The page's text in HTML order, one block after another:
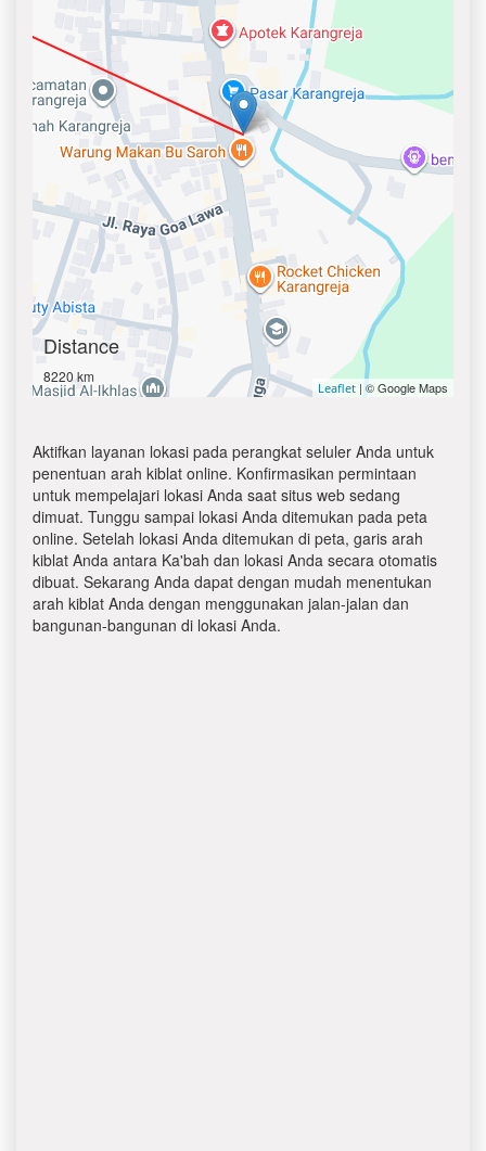
Distance
8220 km
Leaflet | © Google Maps
Aktifkan layanan lokasi pada perangkat seluler Anda untuk
penentuan arah kiblat online. Konfirmasikan permintaan
untuk mempelajari lokasi Anda saat situs web sedang
dimuat. Tunggu sampai lokasi Anda ditemukan pada peta
online. Setelah lokasi Anda ditemukan di peta, garis arah
kiblat Anda antara Ka'bah dan lokasi Anda secara otomatis
dibuat. Sekarang Anda dapat dengan mudah menentukan
arah kiblat Anda dengan menggunakan jalan-jalan dan
bangunan-bangunan di lokasi Anda.